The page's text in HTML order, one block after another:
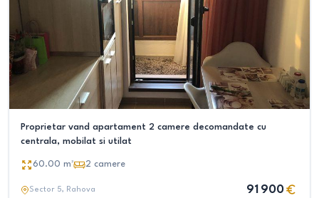
Proprietar vand apartament 2 camere decomandate cu
centrala, mobilat si utilat
60.00 m² 2 camere
Sector 5, Rahova 91 900